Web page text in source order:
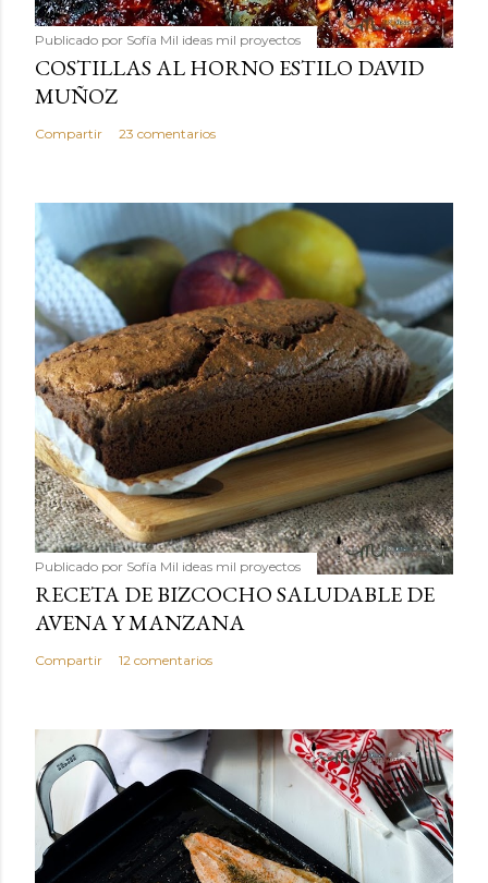
Publicado por Sofía Mil ideas mil proyectos
COSTILLAS AL HORNO ESTILO DAVID
MUÑOZ
Compartir 23 comentarios
Publicado por Sofía Mil ideas mil proyectos
RECETA DE BIZCOCHO SALUDABLE DE
AVENA Y MANZANA
Compartir 12 comentarios